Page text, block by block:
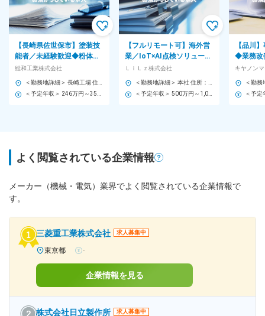
【長崎県佐世保市】塗装技
能者／未経験歓迎◆粉体塗
装・自社製品製造／年休
120日・最新設備完備
総和工業株式会社
【フルリモート可】海外営
業／IoT×AI点検ソリューシ
ョンの新規開拓・代理店構
ＬｉＬｚ株式会社
【品川
◆業務改
◆キヤ
日・年
よく閲覧されている企業情報
メーカー（機械・電気）業界でよく閲覧されている企業情報で
す。
三菱重工業株式会社 求人募集中
東京都 -
企業情報を見る
株式会社日立製作所 求人募集中